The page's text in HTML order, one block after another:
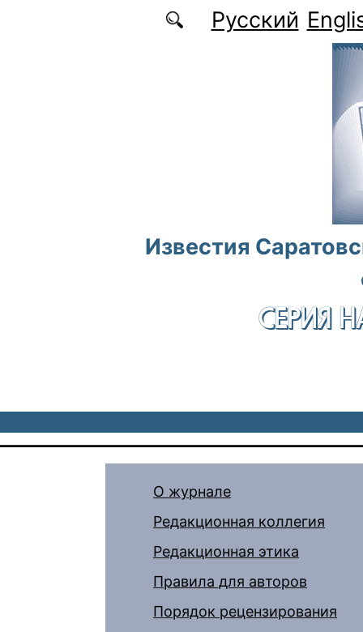
Перейти к основному содержаниюРусский
Известия
СЕРИЯ
О журнале
Редакционная коллегия
Редакционная этика
Правила для авторов
Порядок рецензирования